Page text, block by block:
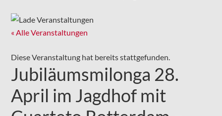
« Alle Veranstaltungen
Diese Veranstaltung hat bereits stattgefunden.
Jubiläumsmilonga 28.
April im Jagdhof mit